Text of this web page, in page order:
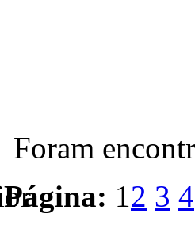
Foram
Página: 12 3 4